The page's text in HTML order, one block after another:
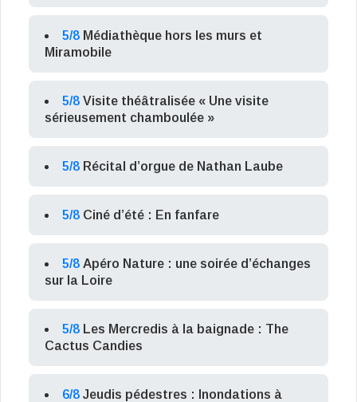
5/8 Médiathèque hors les murs et
Miramobile
5/8 Visite théâtralisée « Une visite
sérieusement chamboulée »
5/8 Récital d’orgue de Nathan Laube
5/8 Ciné d’été : En fanfare
5/8 Apéro Nature : une soirée d’échanges
sur la Loire
5/8 Les Mercredis à la baignade : The
Cactus Candies
6/8 Jeudis pédestres : Inondations à